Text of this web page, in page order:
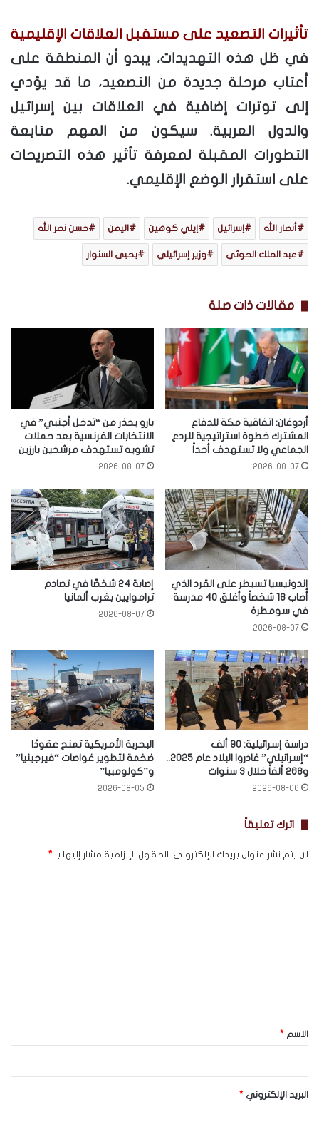
تأثيرات التصعيد على مستقبل العلاقات الإقليمية
في ظل هذه التهديدات، يبدو أن المنطقة على
أعتاب مرحلة جديدة من التصعيد، ما قد يؤدي
إلى توترات إضافية في العلاقات بين إسرائيل
والدول العربية. سيكون من المهم متابعة
التطورات المقبلة لمعرفة تأثير هذه التصريحات
على استقرار الوضع الإقليمي.
أنصار الله إسرائيل إيلي كوهين اليمن حسن نصر الله
عبد الملك الحوثي وزير إسرائيلي يحيى السنوار
مقالات ذات صلة
أردوغان: اتفاقية مكة للدفاع
المشترك خطوة استراتيجية للردع
الجماعي ولا تستهدف أحداً
2026-08-07
بارو يحذر من “تدخل أجنبي” في
الانتخابات الفرنسية بعد حملات
تشويه تستهدف مرشحين بارزين
2026-08-07
إندونيسيا تسيطر على القرد الذي
أصاب 18 شخصاً وأغلق 40 مدرسة
في سومطرة
2026-08-07
إصابة 24 شخصًا في تصادم
تراموايين بغرب ألمانيا
2026-08-07
دراسة إسرائيلية: 90 ألف
“إسرائيلي” غادروا البلاد عام 2025..
و268 ألفاً خلال 3 سنوات
2026-08-06
البحرية الأمريكية تمنح عقودًا
ضخمة لتطوير غواصات “فيرجينيا”
و”كولومبيا”
2026-08-05
اترك تعليقاً
لن يتم نشر عنوان بريدك الإلكتروني. الحقول الإلزامية مشار إليها بـ *
*الاسم *
البريد الإلكتروني *